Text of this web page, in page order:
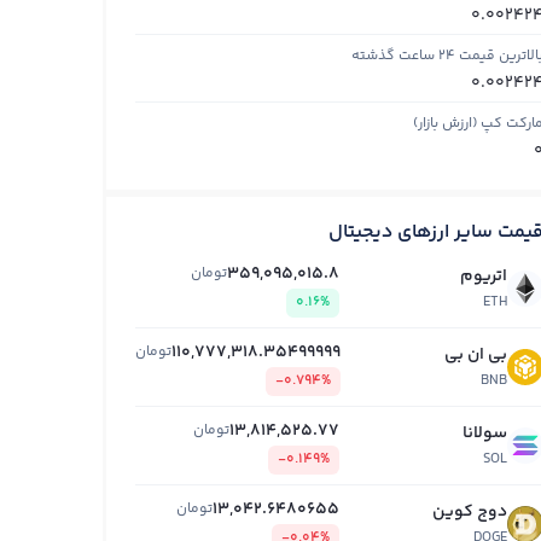
0.002424
قیمت ۲۴ ساعت گذشته
0.002424
مارکت کپ (ارزش بازار)
0
قیمت سایر ارزهای دیجیتال
اتریوم
ETH
359,095,015.8تومان
0.16%
بی ان بی
BNB
110,777,318.35499999تومان
-0.794%
سولانا
SOL
13,814,525.77تومان
-0.149%
دوج کوین 13,042.6480655تومان